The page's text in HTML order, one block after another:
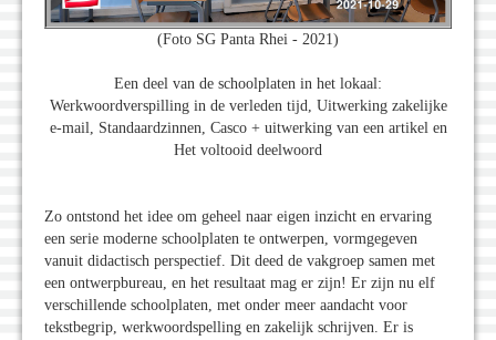
(Foto SG Panta Rhei - 2021)
Een deel van de schoolplaten in het lokaal:
Werkwoordverspilling in de verleden tijd, Uitwerking zakelijke
e-mail, Standaardzinnen, Casco + uitwerking van een artikel en
Het voltooid deelwoord
Zo ontstond het idee om geheel naar eigen inzicht en ervaring
een serie moderne schoolplaten te ontwerpen, vormgegeven
vanuit didactisch perspectief. Dit deed de vakgroep samen met
een ontwerpbureau, en het resultaat mag er zijn! Er zijn nu elf
verschillende schoolplaten, met onder meer aandacht voor
tekstbegrip, werkwoordspelling en zakelijk schrijven. Er is